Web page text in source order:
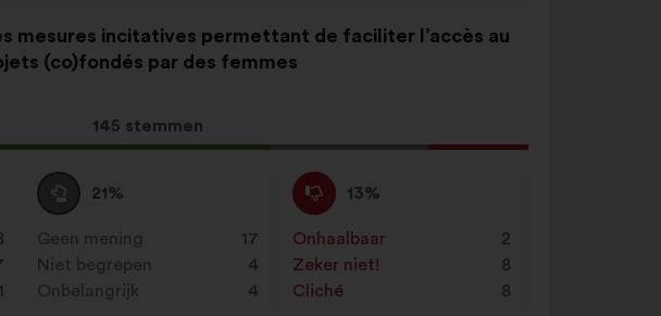
mesures incitatives permettant de faciliter l’accès au
(co)fondés par des femmes
Dit
voorstel
145 stemmen
Neutraal
:
21%
Dit
voorstel
is
gekwalificeerd
als:
Geen mening
: 17
keer
Niet begrepen
: 4
keer
Onbelangrijk
: 4
keer
Niet
mee
eens
:
13%
Dit
voorstel
is
gekwalificeerd
als:
Onhaalbaar
: 2
keer
Zeker niet!
: 8
keer
Cliché
: 8
keer